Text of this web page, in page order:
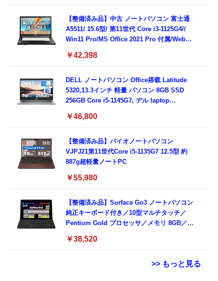
8GB,SSD256GB)
【整備済み品】中古 ノートパソコン 富士通
A5511/ 15.6型/ 第11世代 Core i3-1125G4//
Win11 Pro/MS Office 2021 Pro 付属/Webカ
3.0)/ 有線静音マウス付属/ 180日保証（メモリ
￥42,398
DELL ノートパソコン Office搭载 Latitude
5320,13.3インチ 軽量 パソコン 8GB SSD
256GB Core i5-1145G7, デル laptop
ド付き (整備済み品)
￥46,800
【整備済み品】バイオノートパソコン
VJPJ21第11世代Core i5-1135G7 12.5型 約
887g超軽量ノートPC
￥55,980
【整備済み品】Surface Go3 ノートパソコン
純正キーボード付き／10型マルチタッチ／
Pentium Gold プロセッサ／メモリ 8GB／
Bluetooth5.0／USB-C／1080p顔認証カメラ
￥38,520
>> もっと見る